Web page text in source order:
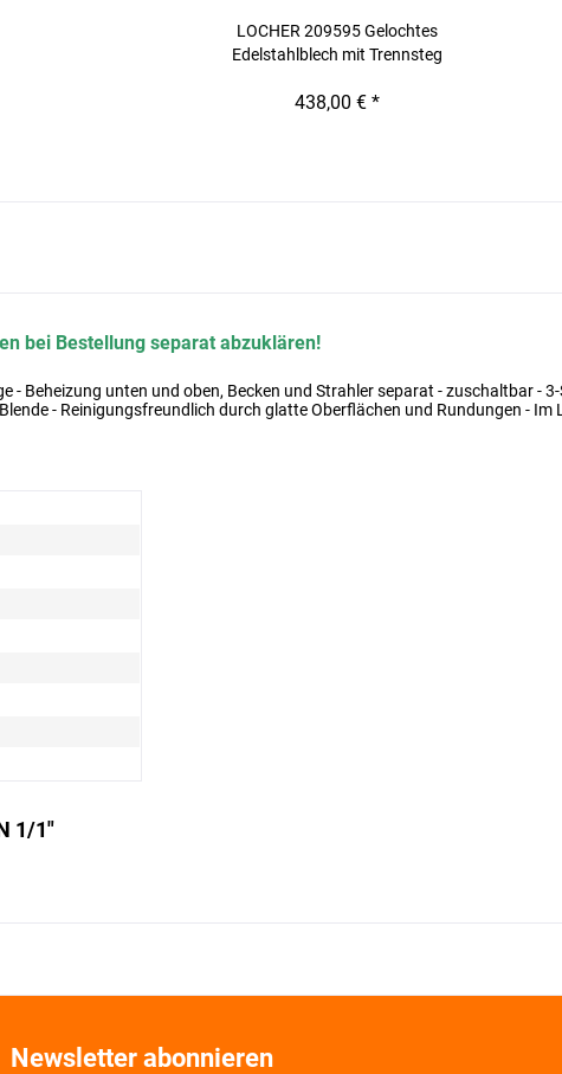
LOCHER 209595 Gelochtes
Edelstahlblech mit Trennsteg
438,00 € *
bei Bestellung separat abzuklären!
Beheizung unten und oben, Becken und Strahler separat - zuschaltbar -
- Reinigungsfreundlich durch glatte Oberflächen und Rundungen -
1/1"
Newsletter abonnieren